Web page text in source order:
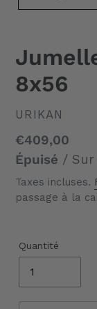
8x56
URIKAN
Prix
normal
€409,00
Épuisé / Sur
Taxes incluses.
passage à la
Quantité